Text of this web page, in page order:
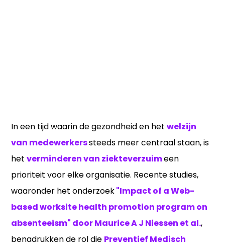
In een tijd waarin de gezondheid en hetwelzijn
van medewerkerssteeds meer centraal staan, is
hetverminderen van ziekteverzuimeen
prioriteit voor elke organisatie. Recente studies,
waaronder het onderzoek"Impact of a Web-
based worksite health promotion program on
absenteeism" door Maurice A J Niessen et al.,
benadrukken de rol die Preventief Medisch